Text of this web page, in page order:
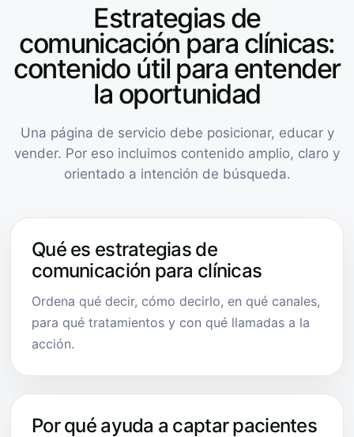
Estrategias de
comunicación para clínicas:
contenido útil para entender
la oportunidad
Una página de servicio debe posicionar, educar y
vender. Por eso incluimos contenido amplio, claro y
orientado a intención de búsqueda.
Qué es estrategias de
comunicación para clínicas
Ordena qué decir, cómo decirlo, en qué canales,
para qué tratamientos y con qué llamadas a la
acción.
Por qué ayuda a captar pacientes